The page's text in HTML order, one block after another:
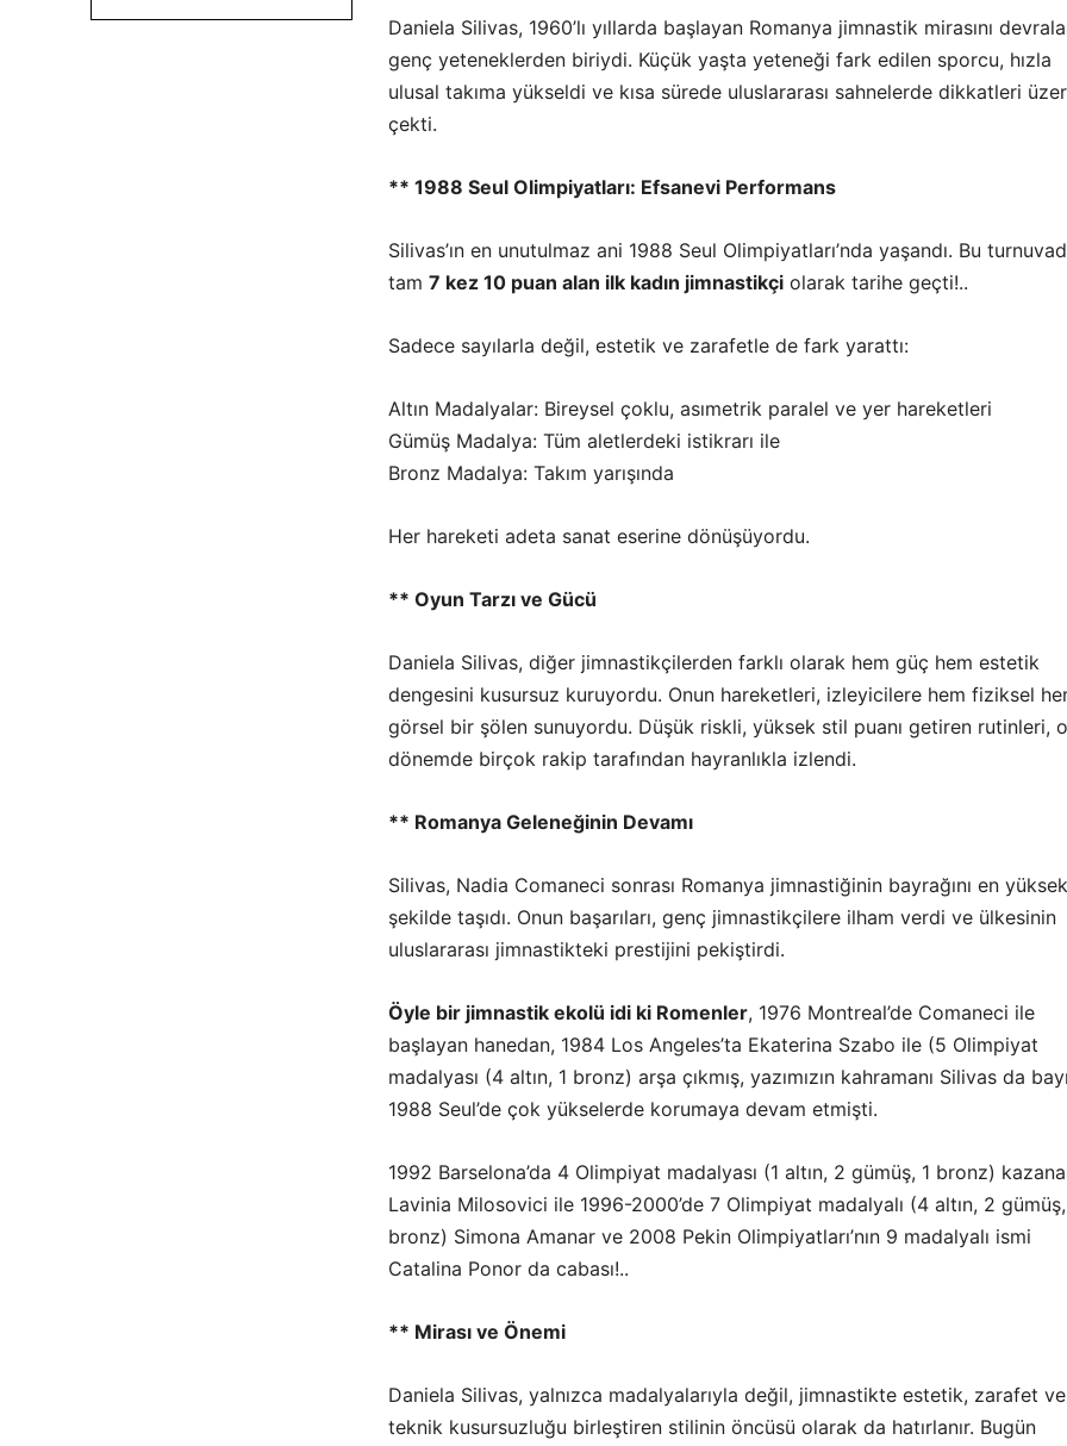
Daniela Silivas, 1960’lı yıllarda başlayan Romanya jimnastik mirasını
genç yeteneklerden biriydi. Küçük yaşta yeteneği fark edilen sporcu, hızla
ulusal takıma yükseldi ve kısa sürede uluslararası sahnelerde dikkatleri
çekti.
** 1988 Seul Olimpiyatları: Efsanevi Performans
Silivas’ın en unutulmaz ani 1988 Seul Olimpiyatları’nda yaşandı. Bu
tam 7 kez 10 puan alan ilk kadın jimnastikçi olarak tarihe geçti!..
Sadece sayılarla değil, estetik ve zarafetle de fark yarattı:
Altın Madalyalar: Bireysel çoklu, asımetrik paralel ve yer hareketleri
Gümüş Madalya: Tüm aletlerdeki istikrarı ile
Bronz Madalya: Takım yarışında
Her hareketi adeta sanat eserine dönüşüyordu.
** Oyun Tarzı ve Gücü
Daniela Silivas, diğer jimnastikçilerden farklı olarak hem güç hem estetik
dengesini kusursuz kuruyordu. Onun hareketleri, izleyicilere hem fiziksel
görsel bir şölen sunuyordu. Düşük riskli, yüksek stil puanı getiren rutinleri, o
dönemde birçok rakip tarafından hayranlıkla izlendi.
** Romanya Geleneğinin Devamı
Silivas, Nadia Comaneci sonrası Romanya jimnastiğinin bayrağını en yüksek
şekilde taşıdı. Onun başarıları, genç jimnastikçilere ilham verdi ve ülkesinin
uluslararası jimnastikteki prestijini pekiştirdi.
Öyle bir jimnastik ekolü idi ki Romenler, 1976 Montreal’de Comaneci ile
başlayan hanedan, 1984 Los Angeles’ta Ekaterina Szabo ile (5 Olimpiyat
madalyası (4 altın, 1 bronz) arşa çıkmış, yazımızın kahramanı Silivas da
1988 Seul’de çok yükselerde korumaya devam etmişti.
1992 Barselona’da 4 Olimpiyat madalyası (1 altın, 2 gümüş, 1 bronz)
Lavinia Milosovici ile 1996-2000’de 7 Olimpiyat madalyalı (4 altın, 2 gümüş,
bronz) Simona Amanar ve 2008 Pekin Olimpiyatları’nın 9 madalyalı ismi
Catalina Ponor da cabası!..
** Mirası ve Önemi
Daniela Silivas, yalnızca madalyalarıyla değil, jimnastikte estetik, zarafet ve
teknik kusursuzluğu birleştiren stilinin öncüsü olarak da hatırlanır. Bugün